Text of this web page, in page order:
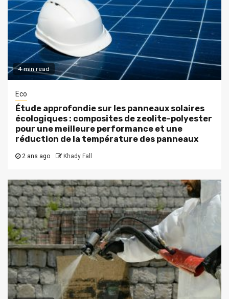
4 min read
Eco
Étude approfondie sur les panneaux solaires
écologiques : composites de zeolite-polyester
pour une meilleure performance et une
réduction de la température des panneaux
2 ans ago Khady Fall